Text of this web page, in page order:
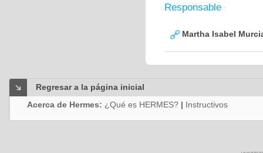
Responsable
Martha Isabel
Regresar a la página inicial
Acerca de Hermes: ¿Qué es HERMES? | Instructivos